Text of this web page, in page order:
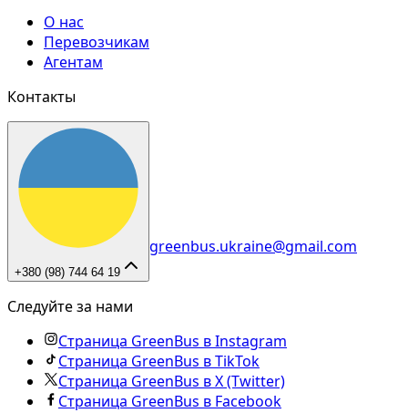
О нас
Перевозчикам
Агентам
Контакты
+380 (98) 744 64 19
greenbus.ukraine@gmail.com
Следуйте за нами
Страница GreenBus в Instagram
Страница GreenBus в TikTok
Страница GreenBus в X (Twitter)
Страница GreenBus в Facebook